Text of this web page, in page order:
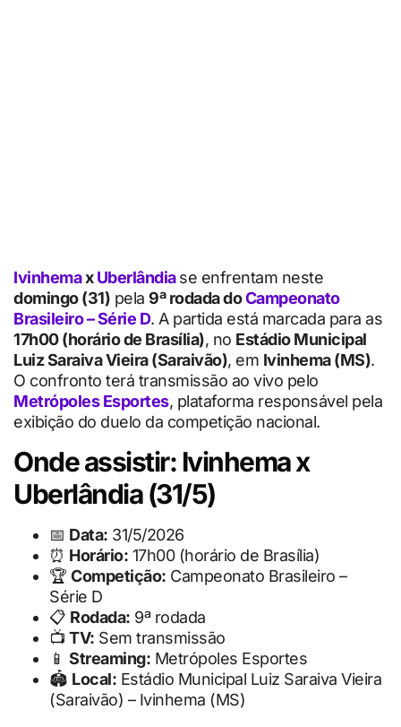
IvinhemaxUberlândiase enfrentam neste
domingo (31) pela 9ª rodada doCampeonato
Brasileiro – Série D. A partida está marcada para as
17h00 (horário de Brasília), no Estádio Municipal
Luiz Saraiva Vieira (Saraivão), em Ivinhema (MS).
O confronto terá transmissão ao vivo pelo
Metrópoles Esportes, plataforma responsável pela
exibição do duelo da competição nacional.
Onde assistir: Ivinhema x
Uberlândia (31/5)
📅 Data: 31/5/2026
⏰ Horário: 17h00 (horário de Brasília)
🏆 Competição: Campeonato Brasileiro –
Série D
📋 Rodada: 9ª rodada
📺 TV: Sem transmissão
📱 Streaming: Metrópoles Esportes
🏟 Local: Estádio Municipal Luiz Saraiva Vieira
(Saraivão) – Ivinhema (MS)